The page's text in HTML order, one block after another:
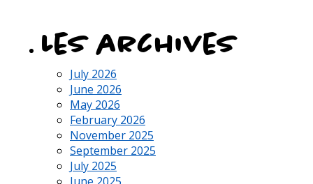
Les archives
July 2026
June 2026
May 2026
February 2026
November 2025
September 2025
July 2025
June 2025